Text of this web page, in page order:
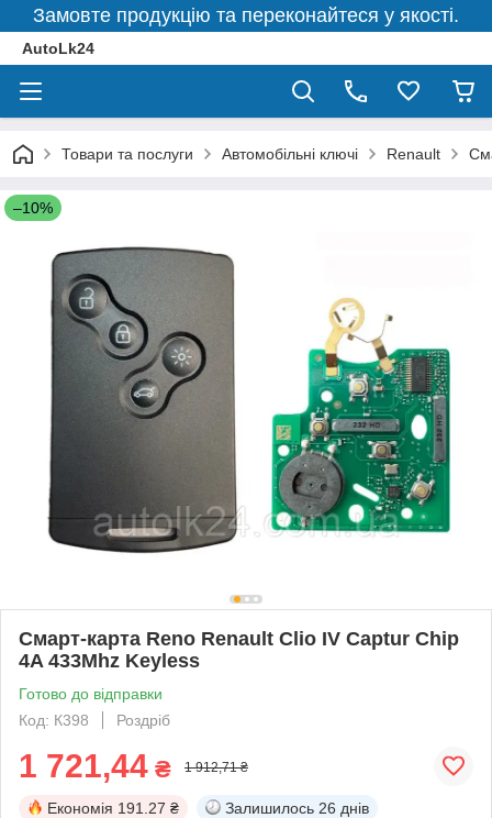
Замовте продукцію та переконайтеся у якості.
AutoLk24
Товари та послуги Автомобільні ключі Renault
–10%
Смарт-карта Reno Renault Clio IV Captur Chip
4A 433Mhz Keyless
Готово до відправки
Код: К398
Роздріб
1 721,44 ₴ 1 912,71 ₴
Економія 191.27 ₴ Залишилось 26 днів